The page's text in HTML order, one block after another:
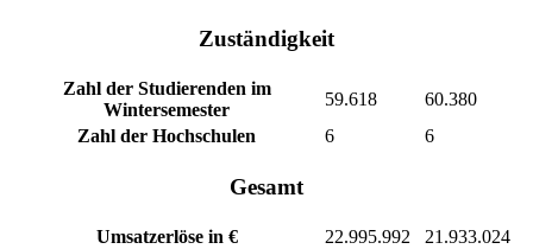
Zuständigkeit
Zahl der Studierenden im
Wintersemester
59.618
60.380
Zahl der Hochschulen
6 6
Gesamt
Umsatzerlöse in € 22.995.992
21.933.024